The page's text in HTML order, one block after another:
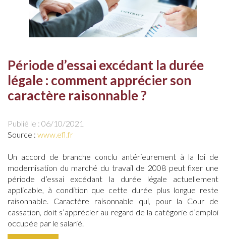
Période d’essai excédant la durée
légale : comment apprécier son
caractère raisonnable ?
Publié le : 06/10/2021
Source : www.efl.fr
Un accord de branche conclu antérieurement à la loi de
modernisation du marché du travail de 2008 peut fixer une
période d’essai excédant la durée légale actuellement
applicable, à condition que cette durée plus longue reste
raisonnable. Caractère raisonnable qui, pour la Cour de
cassation, doit s’apprécier au regard de la catégorie d’emploi
occupée par le salarié.